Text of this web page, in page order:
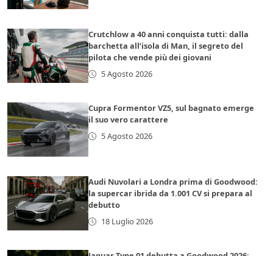
Crutchlow a 40 anni conquista tutti: dalla
barchetta all’isola di Man, il segreto del
pilota che vende più dei giovani
5 Agosto 2026
Cupra Formentor VZ5, sul bagnato emerge
il suo vero carattere
5 Agosto 2026
Audi Nuvolari a Londra prima di Goodwood:
la supercar ibrida da 1.001 CV si prepara al
debutto
18 Luglio 2026